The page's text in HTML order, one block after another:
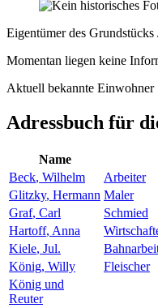
Eigentümer des Grundstücks
Momentan liegen keine
Aktuell bekannte Einwohner
Adressbuch für
Name
Beck, Wilhelm
Arbeiter
Glitzky, Hermann Maler
Graf, Carl
Schmied
Hartoff, Anna
Kiele, Jul.
König, Willy
Fleischer
König und
Reuter